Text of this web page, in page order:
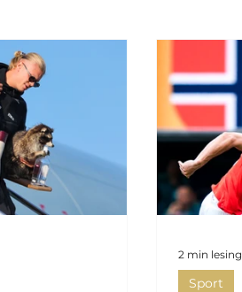
Sport
2 min lesing